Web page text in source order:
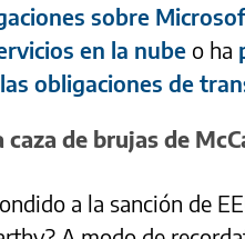
sobre
en la nube o ha
obligaciones de
caza de brujas de
a la sanción de